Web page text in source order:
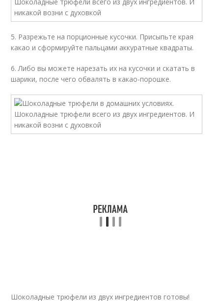
5. Разрежьте на порционные кусочки. Присыпьте края
какао и сформируйте пальцами аккуратные квадраты.
6. Либо вы можете нарезать их на кусочки и скатать в
шарики, после чего обвалять в какао-порошке.
Шоколадные трюфели из двух ингредиентов готовы!